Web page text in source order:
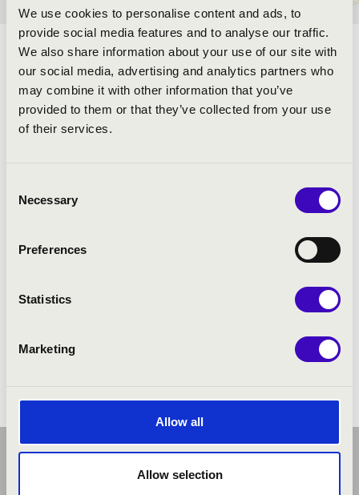
We use cookies to personalise content and ads, to
provide social media features and to analyse our traffic.
We also share information about your use of our site with
our social media, advertising and analytics partners who
may combine it with other information that you’ve
provided to them or that they’ve collected from your use
of their services.
Selection
Necessary
Preferences
Statistics
Marketing
Allow all
Allow selection
Felhívjuk figyelmüket, hogy a a koncert díjtalan, a hajóra
azonban jegyvásárlás szükséges.
ELŐADÓK: